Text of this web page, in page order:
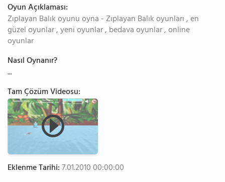
Oyun Açıklaması:
Zıplayan Balık oyunu oyna - Zıplayan Balık oyunları , en
güzel oyunlar , yeni oyunlar , bedava oyunlar , online
oyunlar
Nasıl Oynanır?
...
Tam Çözüm Videosu:
Eklenme Tarihi:7.01.2010 00:00:00